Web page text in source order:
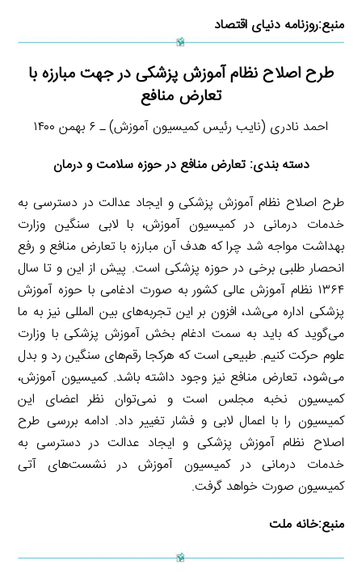
منبع:روزنامه دنیای اقتصاد
طرح اصلاح نظام آموزش پزشکی در جهت مبارزه با
تعارض منافع
احمد نادری (نایب رئیس کمیسیون آموزش) ـ ۶ بهمن ۱۴۰۰
دسته بندی: تعارض منافع در حوزه سلامت و درمان
طرح اصلاح نظام آموزش پزشکی و ایجاد عدالت در دسترسی به
خدمات درمانی در کمیسیون آموزش، با لابی سنگین وزارت
بهداشت مواجه شد چرا که هدف آن مبارزه با تعارض منافع و رفع
انحصار طلبی برخی در حوزه پزشکی است. پیش از این و تا سال
۱۳۶۴ نظام آموزش عالی کشور به صورت ادغامی با حوزه آموزش
پزشکی اداره می‌‎شد، افزون بر این تجربه‌های بین المللی نیز به ما
می‌گوید که باید به سمت ادغام بخش آموزش پزشکی با وزارت
علوم حرکت کنیم. طبیعی است که هرکجا رقم‌های سنگین رد و بدل
می‌شود، تعارض منافع نیز وجود داشته باشد. کمیسیون آموزش،
کمیسیون نخبه مجلس است و نمی‌توان نظر اعضای این
کمیسیون را با اعمال لابی و فشار تغییر داد. ادامه بررسی طرح
اصلاح نظام آموزش پزشکی و ایجاد عدالت در دسترسی به
خدمات درمانی در کمیسیون آموزش در نشست‌های آتی
کمیسیون صورت خواهد گرفت.
منبع:خانه ملت